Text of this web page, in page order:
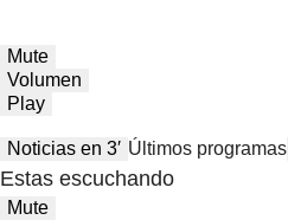
Mute
Volumen
Play
Noticias en 3′ Últimos programas
Estas escuchando
Mute